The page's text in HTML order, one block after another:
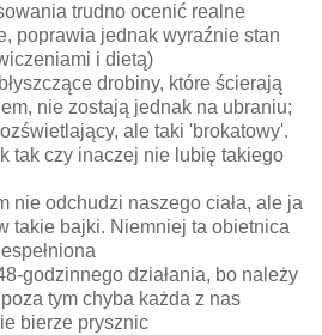
trudno ocenić realne
poprawia jednak wyraźnie stan
i dietą)
drobiny, które ścierają
nie zostają jednak na ubraniu;
ale taki 'brokatowy'.
tak czy inaczej nie lubię takiego
nie odchudzi naszego ciała, ale ja
takie bajki. Niemniej ta obietnica
godzinnego działania, bo należy
tym chyba każda z nas
bierze prysznic